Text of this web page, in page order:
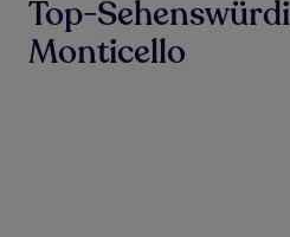
einen
Aufenthalt
Top-
Monticello